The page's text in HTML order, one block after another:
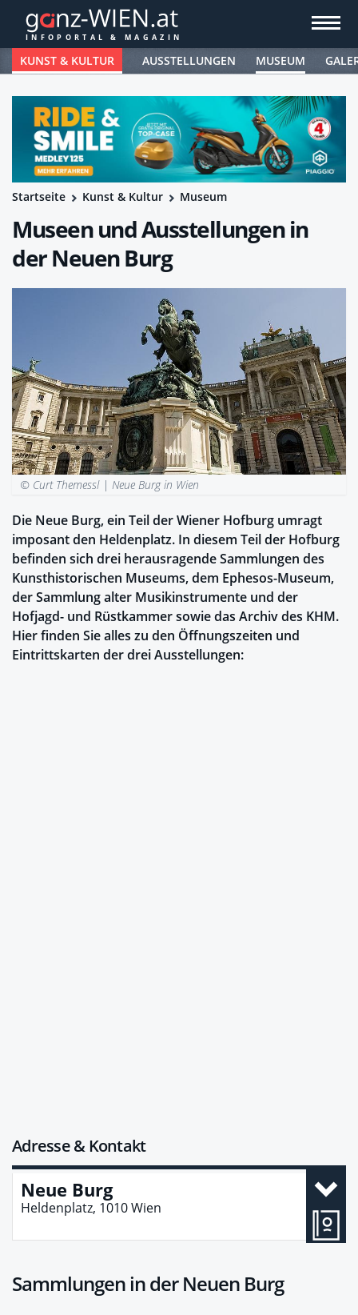
KUNST & KULTUR AUSSTELLUNGEN MUSEUM
Startseite Kunst & Kultur Museum
Museen und Ausstellungen in
der Neuen Burg
© Curt Themessl |Neue Burg in Wien
Die Neue Burg, ein Teil der Wiener Hofburg umragt
imposant den Heldenplatz. In diesem Teil der Hofburg
befinden sich drei herausragende Sammlungen des
Kunsthistorischen Museums, dem Ephesos-Museum,
der Sammlung alter Musikinstrumente und der
Hofjagd- und Rüstkammer sowie das Archiv des KHM.
Hier finden Sie alles zu den Öffnungszeiten und
Eintrittskarten der drei Ausstellungen:
Adresse & Kontakt
Neue Burg
Heldenplatz, 1010 Wien
Sammlungen in der Neuen Burg